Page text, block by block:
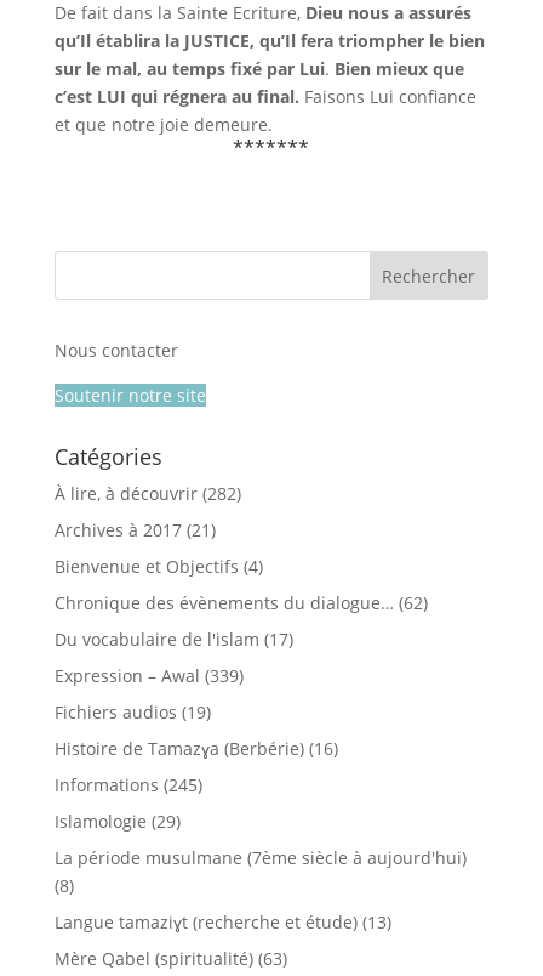
De fait dans la Sainte Ecriture, Dieu nous a assurés
qu’Il établira la JUSTICE, qu’Il fera triompher le bien
sur le mal, au temps fixé par Lui. Bien mieux que
c’est LUI qui régnera au final. Faisons Lui confiance
et que notre joie demeure.
*******
Nous contacter
Soutenir notre site
Catégories
À lire, à découvrir(282)
Archives à 2017(21)
Bienvenue et Objectifs (4)
Chronique des évènements du dialogue… (62)
Du vocabulaire de l'islam (17)
Expression – Awal (339)
Fichiers audios (19)
Histoire de Tamazɣa (Berbérie)(16)
Informations (245)
Islamologie (29)
La période musulmane (7ème siècle à aujourd'hui)
(8)
Langue tamaziɣt (recherche et étude)(13)
Mère Qabel (spiritualité)(63)